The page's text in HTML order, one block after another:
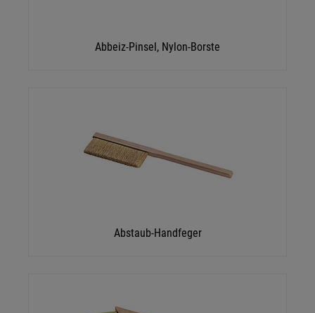
Abbeiz-Pinsel, Nylon-Borste
Abstaub-Handfeger